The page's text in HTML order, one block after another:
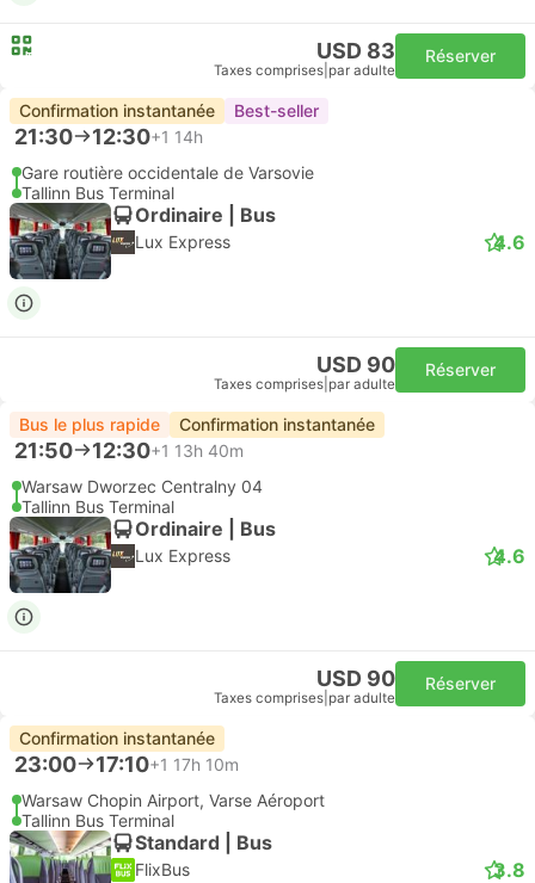
USD 83
Taxes comprises par adulte
Réserver
Confirmation instantanée Best-seller
21:30 12:30+1 14h
Gare routière occidentale de Varsovie
Tallinn Bus Terminal
Ordinaire | Bus
Lux Express 4.6
USD 90
Taxes comprises par adulte
Réserver
Bus le plus rapide Confirmation instantanée
21:50 12:30+1 13h 40m
Warsaw Dworzec Centralny 04
Tallinn Bus Terminal
Ordinaire | Bus
Lux Express 4.6
USD 90
Taxes comprises par adulte
Réserver
Confirmation instantanée
23:00 17:10+1 17h 10m
Warsaw Chopin Airport, Varse Aéroport
Tallinn Bus Terminal
Standard | Bus
FlixBus 3.8